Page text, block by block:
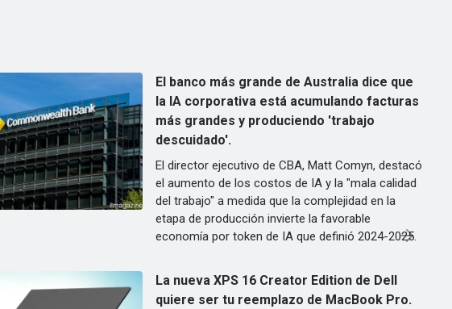
El banco más grande de Australia dice que
la IA corporativa está acumulando facturas
más grandes y produciendo 'trabajo
descuidado'.
El director ejecutivo de CBA, Matt Comyn, destacó
el aumento de los costos de IA y la "mala calidad
del trabajo" a medida que la complejidad en la
etapa de producción invierte la favorable
economía por token de IA que definió 2024-2025.
La nueva XPS 16 Creator Edition de Dell
quiere ser tu reemplazo de MacBook Pro.